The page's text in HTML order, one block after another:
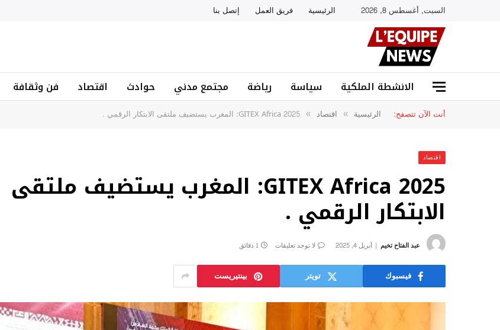
السبت, أغسطس 8, 2026 الرئيسية فريق العمل إتصل بنا
الانشطة الملكية سياسة رياضة مجتمع مدني حوادث اقتصاد فن وثقافة
أنت الآن تتصفح: الرئيسية » اقتصاد » GITEX Africa 2025: المغرب يستضيف ملتقى الابتكار الرقمي .
اقتصاد
GITEX Africa 2025: المغرب يستضيف ملتقى
الابتكار الرقمي .
عبد الفتاح تخيم أبريل 4, 2025 لا توجد تعليقات 1 دقائق
فيسبوك تويتر بينتيريست